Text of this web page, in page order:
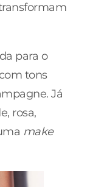
para o
tons
Já
rosa,
make